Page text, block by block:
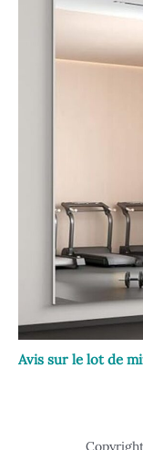
Avis sur le lot de